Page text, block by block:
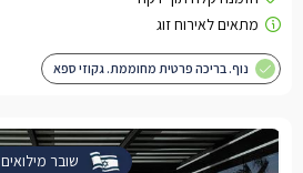
נוף. בריכה פרטית מחוממת. גקוזי ספא
שובר מילואים